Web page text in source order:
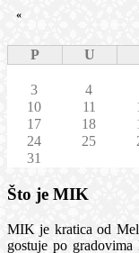
«
P U
3
4
10
11
17
18
24
25
31
Što je MIK
MIK je kratica od
gostuje po